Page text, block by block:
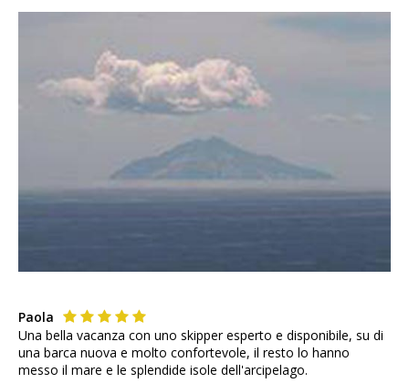
Paola
Una bella vacanza con uno skipper esperto e disponibile, su di
una barca nuova e molto confortevole, il resto lo hanno
messo il mare e le splendide isole dell'arcipelago.